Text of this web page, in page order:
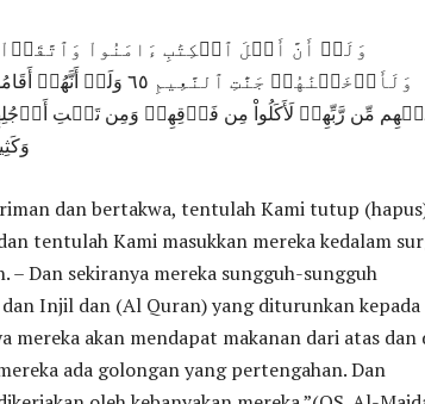
وَلَوۡ أَنَّ أَهۡلَ ٱلۡكِتَٰبِ ءَامَنُواْ
وَلَأَدۡخَلۡنَٰهُمۡ جَنَّٰتِ
مِّن رَّبِّهِمۡ لَأَكَلُواْ مِن فَوۡقِهِمۡ وَمِن تَحۡتِ
dan bertakwa, tentulah Kami tutup
tentulah Kami masukkan mereka kedalam
– Dan sekiranya mereka sungguh-sungguh
Injil dan (Al Quran) yang diturunkan kepada
mereka akan mendapat makanan dari atas dan
ada golongan yang pertengahan. Dan